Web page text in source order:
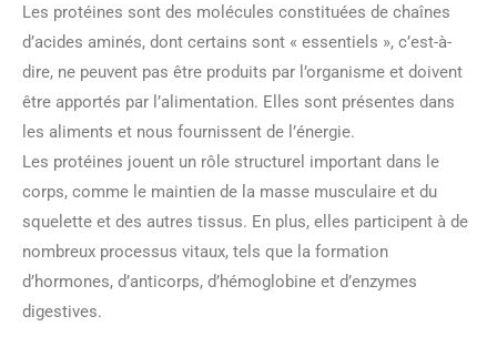
Les protéines sont des molécules constituées de chaînes
d’acides aminés, dont certains sont « essentiels », c’est-à-
dire, ne peuvent pas être produits par l’organisme et doivent
être apportés par l’alimentation. Elles sont présentes dans
les aliments et nous fournissent de l’énergie.
Les protéines jouent un rôle structurel important dans le
corps, comme le maintien de la masse musculaire et du
squelette et des autres tissus. En plus, elles participent à de
nombreux processus vitaux, tels que la formation
d’hormones, d’anticorps, d’hémoglobine et d’enzymes
digestives.